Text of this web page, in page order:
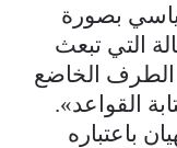
بصورة
التي تبعث
الطرف الخاضع
القواعد».
باعتباره